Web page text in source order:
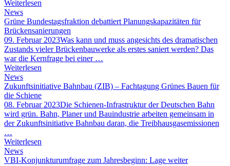
Weiterlesen
News
Grüne Bundestagsfraktion debattiert Planungskapazitäten für
Brückensanierungen
09. Februar 2023Was kann und muss angesichts des dramatischen
Zustands vieler Brückenbauwerke als erstes saniert werden? Das
war die Kernfrage bei einer …
Weiterlesen
News
Zukunftsinitiative Bahnbau (ZIB) – Fachtagung Grünes Bauen für
die Schiene
08. Februar 2023Die Schienen-Infrastruktur der Deutschen Bahn
wird grün. Bahn, Planer und Bauindustrie arbeiten gemeinsam in
der Zukunftsinitiative Bahnbau daran, die Treibhausgasemissionen
…
Weiterlesen
News
VBI-Konjunkturumfrage zum Jahresbeginn: Lage weiter